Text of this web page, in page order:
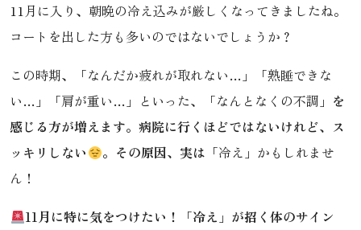
11月に入り、朝晩の冷え込みが厳しくなってきましたね。
コートを出した方も多いのではないでしょうか？
この時期、「なんだか疲れが取れない…」「熟睡できな
い…」「肩が重い…」といった、「なんとなくの不調」 を
感じる方が増えます。病院に行くほどではないけれど、ス
ッキリしない
。その原因、実は 「冷え」かもしれませ
ん！
11月に特に気をつけたい！「冷え」が招く体のサイン